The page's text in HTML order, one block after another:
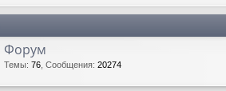
Форум
Темы: 76 Сообщения: 20274